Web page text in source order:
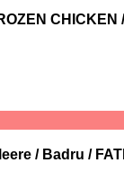
/ Badru /